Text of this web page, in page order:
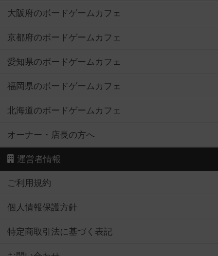
大阪府のボードゲームカフェ
京都府のボードゲームカフェ
愛知県のボードゲームカフェ
福岡県のボードゲームカフェ
北海道のボードゲームカフェ
オーナー・店長の方へ
運営者情報
ご利用規約
個人情報保護方針
特定商取引法に基づく表記